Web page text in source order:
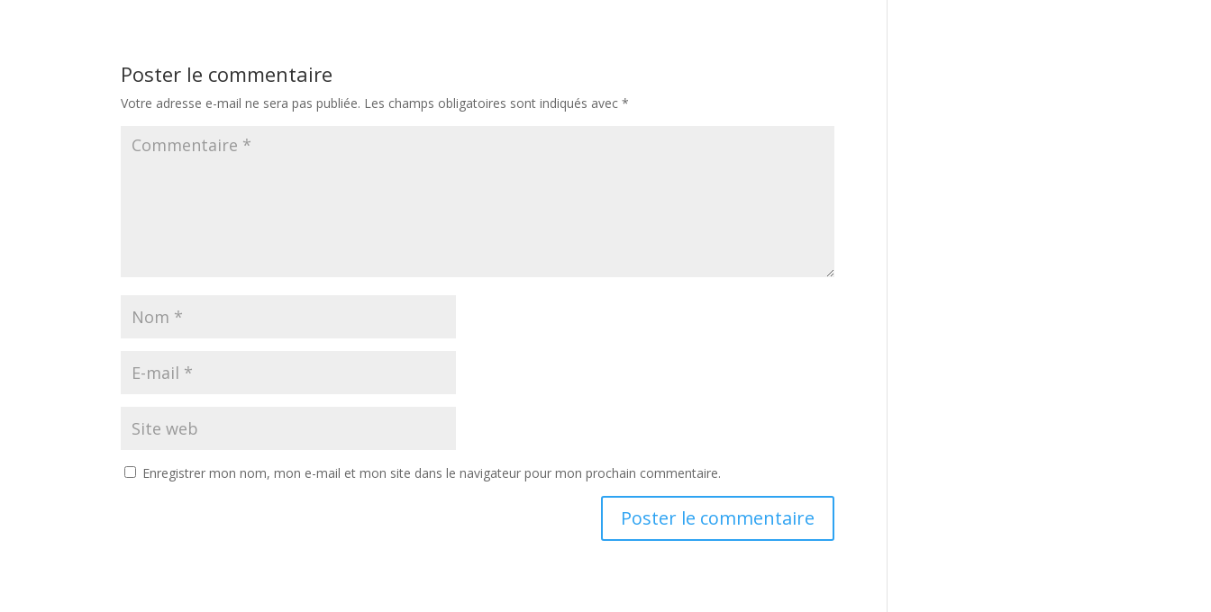
Poster le commentaire
Votre adresse e-mail ne sera pas publiée. Les champs obligatoires sont indiqués avec*
Enregistrer mon nom, mon e-mail et mon site dans le navigateur pour mon prochain commentaire.